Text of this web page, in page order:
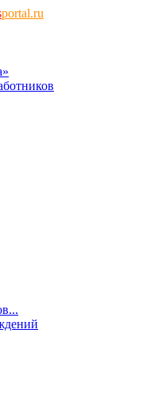
portal.ru